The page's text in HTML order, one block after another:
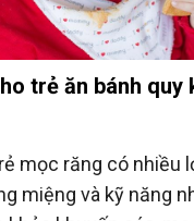
trẻ ăn bánh quy
mọc răng có nhiều
miệng và kỹ năng